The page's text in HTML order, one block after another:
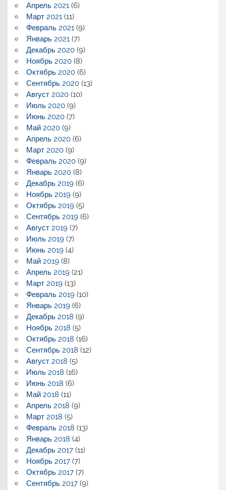
Апрель 2021(6)
Март 2021(11)
Февраль 2021(9)
Январь 2021(7)
Декабрь 2020(9)
Ноябрь 2020(8)
Октябрь 2020(6)
Сентябрь 2020(13)
Август 2020(10)
Июль 2020(9)
Июнь 2020(7)
Май 2020(9)
Апрель 2020(6)
Март 2020(9)
Февраль 2020(9)
Январь 2020(8)
Декабрь 2019(6)
Ноябрь 2019(9)
Октябрь 2019(5)
Сентябрь 2019(6)
Август 2019(7)
Июль 2019(7)
Июнь 2019(4)
Май 2019(8)
Апрель 2019(21)
Март 2019(13)
Февраль 2019(10)
Январь 2019(6)
Декабрь 2018 (9)
Ноябрь 2018 (5)
Октябрь 2018 (16)
Сентябрь 2018 (12)
Август 2018 (5)
Июль 2018 (16)
Июнь 2018 (6)
Май 2018 (11)
Апрель 2018 (9)
Март 2018 (5)
Февраль 2018 (13)
Январь 2018 (4)
Декабрь 2017(11)
Ноябрь 2017(7)
Октябрь 2017(7)
Сентябрь 2017(9)